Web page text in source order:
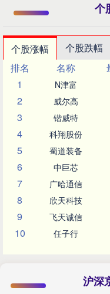
个
个股涨幅 个股跌幅
排名
名称
1
N津富
2 威尔高
3 锴威特
4 科翔股份
5 蜀道装备
6 中巨芯
7 广哈通信
8 欣天科技
9 飞天诚信
10 任子行
沪深